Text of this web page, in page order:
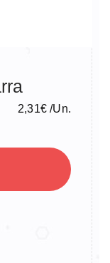
2,31€ /Un.